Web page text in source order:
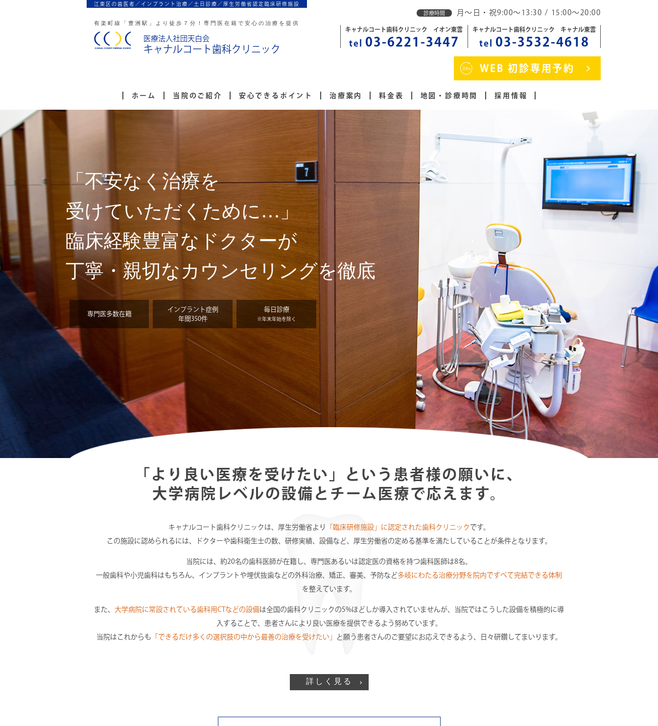
江東区の歯医者／インプラント治療／ 土日診療／厚生労働省認定臨床研修施設
有楽町線「豊洲駅」より徒歩７分！ 専門医在籍で安心の治療を提供
医療法人社団天白会
キャナルコート歯科クリニック
診療時間 月～日・祝9:00～13:30 / 15:00～20:00
キャナルコート歯科クリニック イオン東雲
tel 03-6221-3447
キャナルコート歯科クリニック キャナル東雲
tel 03-3532-4618
WEB 初診専用予約
ホーム 当院のご紹介 安心できるポイント 治療案内 料金表 地図・診療時間 採用情報
「不安なく治療を
受けていただくために…」
臨床経験豊富なドクターが
丁寧・親切なカウンセリングを徹底
専門医多数在籍
インプラント症例
年間350件
毎日診療
※年末年始を除く
「より良い医療を受けたい」という患者様の願いに、
大学病院レベルの設備とチーム医療で応えます。
キャナルコート歯科クリニックは、厚生労働省より 「臨床研修施設」に認定された歯科クリニック です。
この施設に認められるには、ドクターや歯科衛生士の数、研修実績、設備など、厚生労働省の定める基準を満たしていることが条件となります。
当院には、約20名の歯科医師が在籍し、専門医あるいは認定医の資格を持つ歯科医師は8名。
一般歯科や小児歯科はもちろん、インプラントや埋伏抜歯などの外科治療、矯正、審美、予防など多岐にわたる治療分野を院内ですべて完結できる体制
を整えています。
また、 大学病院に常設されている歯科用CTなどの設備は全国の歯科クリニックの5%ほどしか導入されていませんが、当院ではこうした設備を積極的に導
入することで、患者さんにより良い医療を提供できるよう努めています。
当院はこれからも 「できるだけ多くの選択肢の中から最善の治療を受けたい」 と願う患者さんのご要望にお応えできるよう、日々研鑽してまいります。
詳しく見る